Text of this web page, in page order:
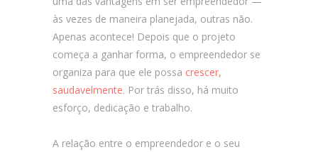
às vezes de maneira planejada, outras não.
Apenas acontece! Depois que o projeto
começa a ganhar forma, o empreendedor se
organiza para que ele possa crescer,
saudavelmente. Por trás disso, há muito
esforço, dedicação e trabalho.
A relação entre o empreendedor e o seu